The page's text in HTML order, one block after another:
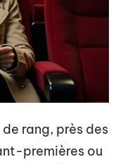
rang, près des
premières ou